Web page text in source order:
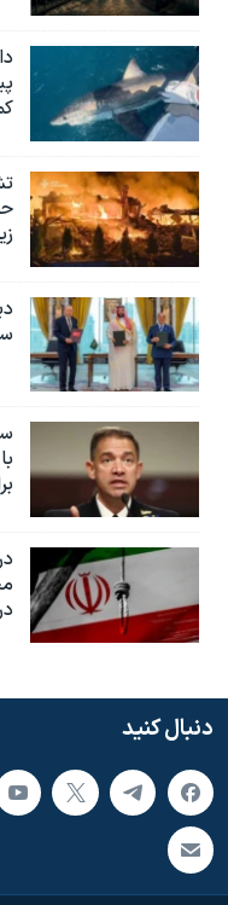
دنبال کنید